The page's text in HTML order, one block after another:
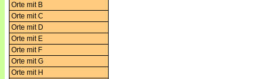
Orte mit B
Orte mit C
Orte mit D
Orte mit E
Orte mit F
Orte mit G
Orte mit H